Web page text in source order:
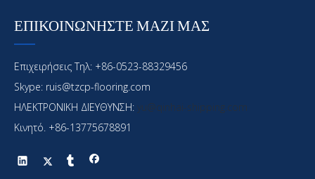
ΕΠΙΚΟΙΝΩΝΗΣΤΕ ΜΑΖΙ ΜΑΣ
Επιχειρήσεις Τηλ: +86-0523-88329456
Skype: ruis@tzcp-flooring.com
ΗΛΕΚΤΡΟΝΙΚΗ ΔΙΕΥΘΥΝΣΗ: yu@qinhai-shipping.com
Κινητό. +86-13775678891